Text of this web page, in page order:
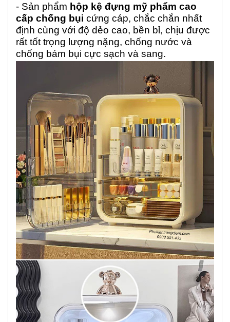
- Sản phẩm hộp kệ đựng mỹ phẩm cao
cấp chống bụi cứng cáp, chắc chắn nhất
định cùng với độ dẻo cao, bền bỉ, chịu được
rất tốt trọng lượng nặng, chống nước và
chống bám bụi cực sạch và sang.